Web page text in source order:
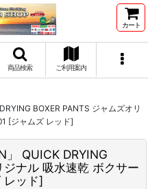
カート
商品検索 ご利用案内
BOXER PANTS ジャムズオリ
[ジャムズ レッド]
」 QUICK DRYING
ナル 吸水速乾 ボクサー
レッド]